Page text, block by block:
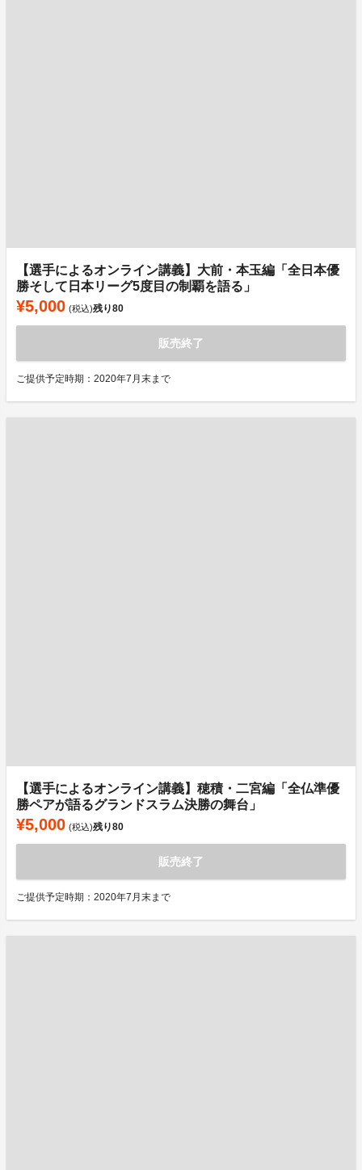
【選手によるオンライン講義】大前・本玉編「全日本優
勝そして日本リーグ5度目の制覇を語る」
¥5,000 (税込)残り80
販売終了
ご提供予定時期：2020年7月末まで
【選手によるオンライン講義】穂積・二宮編「全仏準優
勝ペアが語るグランドスラム決勝の舞台」
¥5,000 (税込)残り80
販売終了
ご提供予定時期：2020年7月末まで